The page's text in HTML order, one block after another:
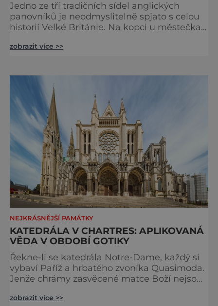
Jedno ze tří tradičních sídel anglických
panovníků je neodmyslitelně spjato s celou
historií Velké Británie. Na kopci u městečka
Londýna, se tyčí gigantická stavba,
chtěli komplex dobýt. Za bezmála 950 let
jeho existence z
zobrazit více >>
NEJKRÁSNĚJŠÍ PAMÁTKY
KATEDRÁLA V CHARTRES: APLIKOVANÁ
VĚDA V OBDOBÍ GOTIKY
Řekne-li se katedrála Notre-Dame, každý si
vybaví Paříž a hrbatého zvoníka Quasimoda.
Jenže chrámy zasvěcené matce Boží nejsou
obyvatelé města Rouen se mohou pochlubit
zobrazit více >>